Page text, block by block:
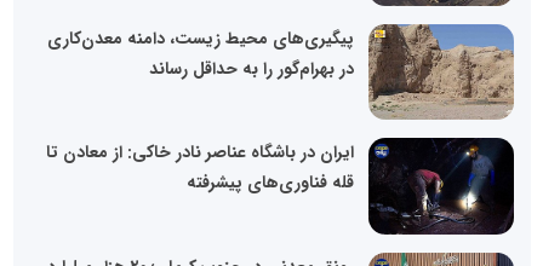
پیگیری‌های محیط زیست، دامنه معدن‌کاری
در بهرام‌گور را به حداقل رساند
ایران در باشگاه عناصر نادر خاکی: از معادن تا
قله فناوری‌های پیشرفته